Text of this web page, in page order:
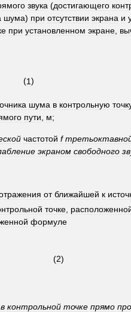
звука (достигающего
шума) при отсутствии экрана и
при установленном экране,
1)
шума в контрольную
пути, м;
частотой f
экраном свободного
от ближайшей к
точке
формуле
2)
в контрольной точке прямо